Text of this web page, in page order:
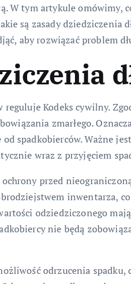
W tym artykule omówimy,
są zasady dziedziczenia
aby rozwiązać problem
Kodeks cywilny.
zmarłego.
spadkobierców. Ważne
wraz z przyjęciem
przed
inwentarza,
odziedziczonego
nie będą
odrzucenia